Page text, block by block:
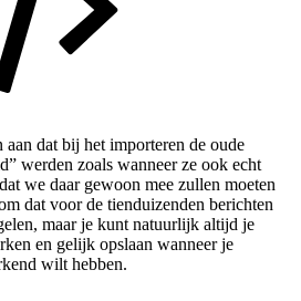
dat bij het importeren de oude
werden zoals wanneer ze ook echt
we daar gewoon mee zullen moeten
dat voor de tienduizenden berichten
maar je kunt natuurlijk altijd je
en gelijk opslaan wanneer je
wilt hebben.